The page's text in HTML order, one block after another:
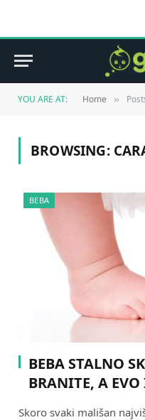
YOU ARE AT: Home »
BROWSING:
BEBA
BEBA STALNO
BRANITE, A EVO
Skoro svaki mališan